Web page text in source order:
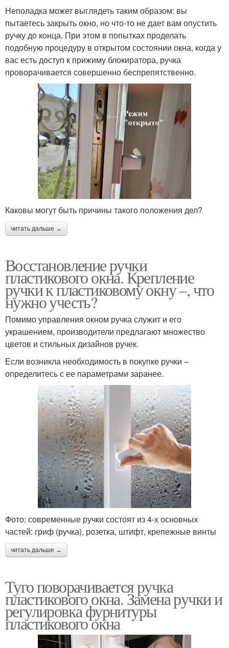
Неполадка может выглядеть таким образом: вы
пытаетесь закрыть окно, но что-то не дает вам опустить
ручку до конца. При этом в попытках проделать
подобную процедуру в открытом состоянии окна, когда у
вас есть доступ к прижиму блокиратора, ручка
проворачивается совершенно беспрепятственно.
Каковы могут быть причины такого положения дел?
читать дальше →
Восстановление ручки
пластикового окна. Крепление
ручки к пластиковому окну –, что
нужно учесть?
Помимо управления окном ручка служит и его
украшением, производители предлагают множество
цветов и стильных дизайнов ручек.
Если возникла необходимость в покупке ручки –
определитесь с ее параметрами заранее.
Фото: современные ручки состоят из 4-х основных
частей: гриф (ручка), розетка, штифт, крепежные винты
читать дальше →
Туго поворачивается ручка
пластикового окна. Замена ручки и
регулировка фурнитуры
пластикового окна